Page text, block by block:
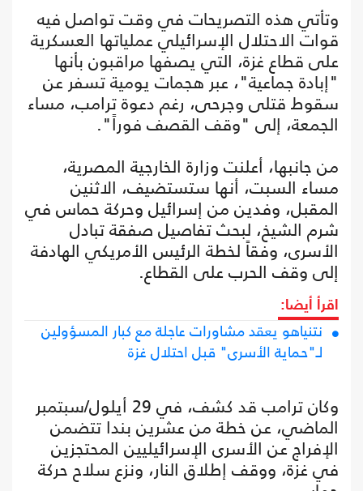
وتأتي هذه التصريحات في وقت تواصل فيه
قوات الاحتلال الإسرائيلي عملياتها العسكرية
على قطاع غزة، التي يصفها مراقبون بأنها
"إبادة جماعية"، عبر هجمات يومية تسفر عن
سقوط قتلى وجرحى، رغم دعوة ترامب، مساء
الجمعة، إلى "وقف القصف فوراً".
من جانبها، أعلنت وزارة الخارجية المصرية،
مساء السبت، أنها ستستضيف، الاثنين
المقبل، وفدين من إسرائيل وحركة حماس في
شرم الشيخ، لبحث تفاصيل صفقة تبادل
الأسرى، وفقاً لخطة الرئيس الأمريكي الهادفة
إلى وقف الحرب على القطاع.
اقرأ أيضا:
نتنياهو يعقد مشاورات عاجلة مع كبار المسؤولين
لـ"حماية الأسرى" قبل احتلال غزة
وكان ترامب قد كشف، في 29 أيلول/سبتمبر
الماضي، عن خطة من عشرين بندا تتضمن
الإفراج عن الأسرى الإسرائيليين المحتجزين
في غزة، ووقف إطلاق النار، ونزع سلاح حركة